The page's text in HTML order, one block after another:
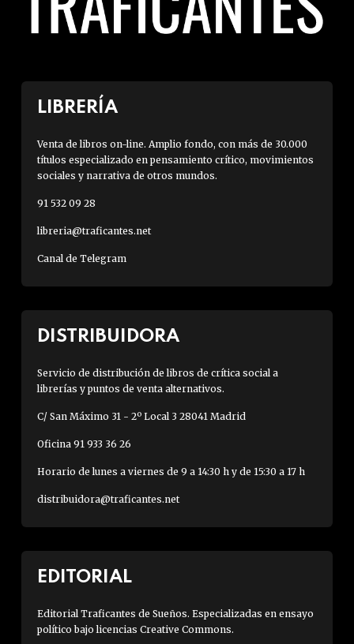
LIBRERÍA
Venta de libros on-line. Amplio fondo, con más de 30.000
títulos especializado en pensamiento crítico, movimientos
sociales y narrativa de otros mundos.
91 532 09 28
libreria@traficantes.net
Canal de Telegram
DISTRIBUIDORA
Servicio de distribución de libros de crítica social a
librerías y puntos de venta alternativos.
C/ San Máximo 31 - 2º Local 3 28041 Madrid
Oficina 91 933 36 26
Horario de lunes a viernes de 9 a 14:30 h y de 15:30 a 17 h
distribuidora@traficantes.net
EDITORIAL
Editorial Traficantes de Sueños. Especializadas en ensayo
político bajo licencias Creative Commons.